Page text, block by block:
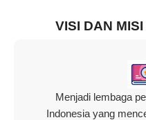
VISI DAN
Menjadi lembaga
Indonesia yang